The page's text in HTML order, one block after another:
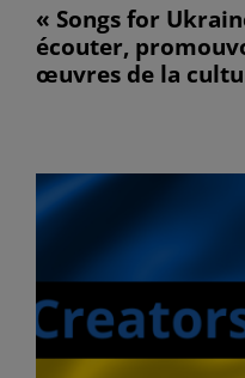
« Songs for
écouter,
œuvres de la